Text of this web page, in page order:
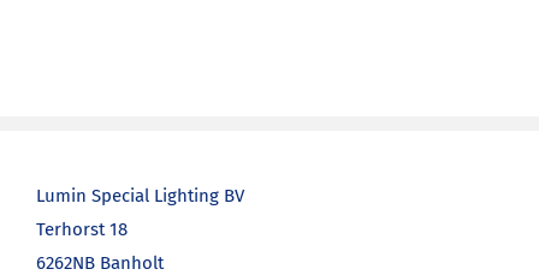
Lumin Special Lighting BV
Terhorst 18
6262NB Banholt